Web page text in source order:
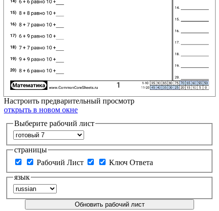
Настроить предварительный просмотр
открыть в новом окне
Выберите рабочий лист
страницы
Рабочий Лист
Ключ Ответа
язык
Обновить рабочий лист